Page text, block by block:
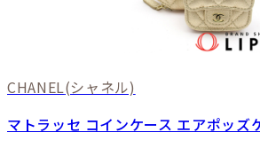
CHANEL(シャネル)
マトラッセ コインケース エアポッズ